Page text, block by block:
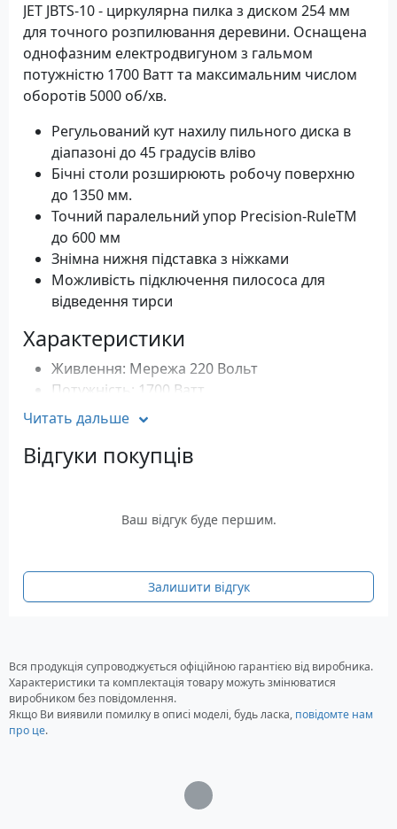
JET JBTS-10 - циркулярна пилка з диском 254 мм
для точного розпилювання деревини. Оснащена
однофазним електродвигуном з гальмом
потужністю 1700 Ватт та максимальним числом
оборотів 5000 об/хв.
Регульований кут нахилу пильного диска в
діапазоні до 45 градусів вліво
Бічні столи розширюють робочу поверхню
до 1350 мм.
Точний паралельний упор Precision-RuleTM
до 600 мм
Знімна нижня підставка з ніжками
Можливість підключення пилососа для
відведення тирси
Характеристики
Живлення: Мережа 220 Вольт
Потужність: 1700 Ватт
Максимальна швидкість обертів: 5000 об/хв
Діаметр диска: 254 мм
Посадковий отвір диска: 30 мм
Глибина пропилу 90 ° / 45 °: 76/64 мм
Розмір столу: 460 x 710 мм
Розмір столу з розширенням: 460 x 1350 мм
Термін гарантії: 12 місяців
Читать дальше
Відгуки покупців
Ваш відгук буде першим.
Залишити відгук
Вся продукція супроводжується офіційною гарантією від виробника.
Характеристики та комплектація товару можуть змінюватися
виробником без повідомлення.
Якщо Ви виявили помилку в описі моделі, будь ласка, повідомте нам
про це.
Загрузка...